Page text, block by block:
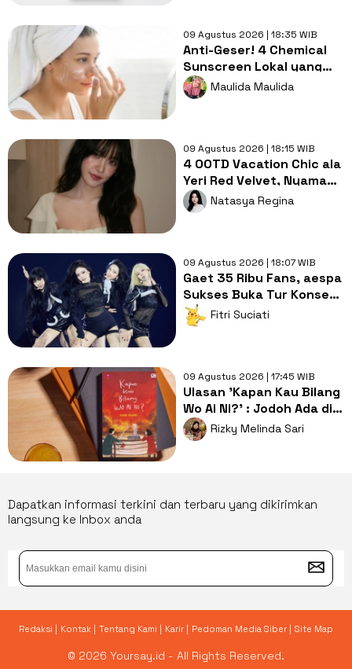
09 Agustus 2026 | 18:35 WIB
Anti-Geser! 4 Chemical
Sunscreen Lokal yang
Nyaman Dipakai di Bawah
Makeup
Maulida Maulida
09 Agustus 2026 | 18:15 WIB
4 OOTD Vacation Chic ala
Yeri Red Velvet, Nyaman
dan Tetap Stylish!
Natasya Regina
09 Agustus 2026 | 18:07 WIB
Gaet 35 Ribu Fans, aespa
Sukses Buka Tur Konser
SYNK: COMPLaeXITY di
Seoul
Fitri Suciati
09 Agustus 2026 | 17:45 WIB
Ulasan 'Kapan Kau Bilang
Wo Ai Ni?' : Jodoh Ada di
Tangan Ibu dan Camer
Rizky Melinda Sari
Dapatkan informasi terkini dan terbaru yang dikirimkan
langsung ke Inbox anda
Redaksi | Kontak | Tentang Kami | Karir | Pedoman Media Siber | Site Map
© 2026 Yoursay.id - All Rights Reserved.